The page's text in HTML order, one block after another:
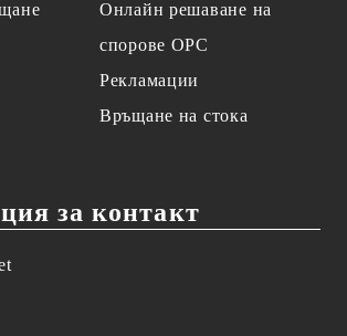
Онлайн решаване на
спорове OPC
Рекламации
Връщане на стока
за контакт